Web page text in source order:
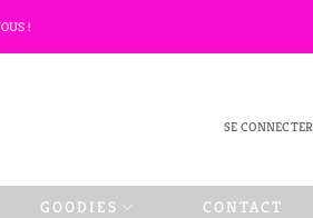
!
SE CONNECTER
GOODIES CONTACT